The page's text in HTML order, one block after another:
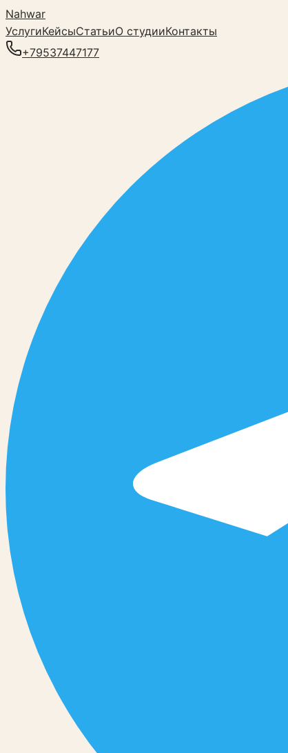
Nahwar
УслугиКейсыСтатьиО студииКонтакты
+79537447177